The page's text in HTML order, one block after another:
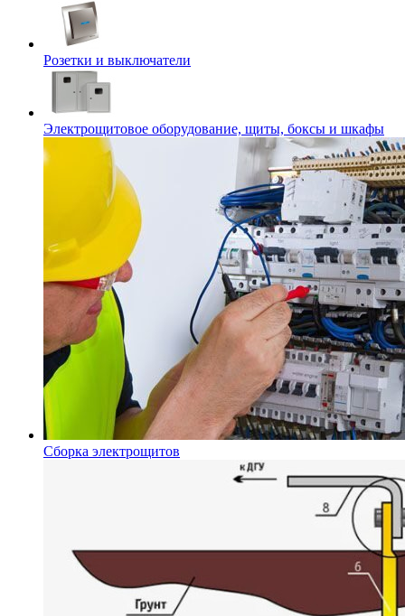
Розетки и выключатели
Электрощитовое оборудование, щиты, боксы и шкафы
Сборка электрощитов